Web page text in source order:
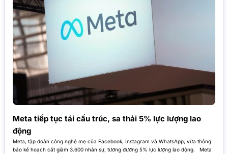
Meta tiếp tục tái cấu trúc, sa thải 5% lực lượng lao
động
Meta, tập đoàn công nghệ mẹ của Facebook, Instagram và WhatsApp, vừa thông
báo kế hoạch cắt giảm 3.600 nhân sự, tương đương 5% lực lượng lao động. Meta